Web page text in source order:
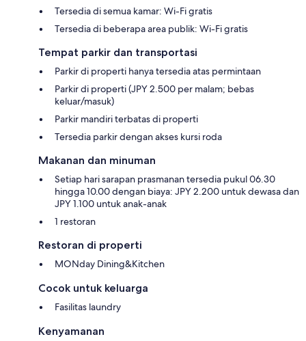
Tersedia di semua kamar: Wi-Fi gratis
Tersedia di beberapa area publik: Wi-Fi gratis
Tempat parkir dan transportasi
Parkir di properti hanya tersedia atas permintaan
Parkir di properti (JPY 2.500 per malam; bebas
keluar/masuk)
Parkir mandiri terbatas di properti
Tersedia parkir dengan akses kursi roda
Makanan dan minuman
Setiap hari sarapan prasmanan tersedia pukul 06.30
hingga 10.00 dengan biaya: JPY 2.200 untuk dewasa dan
JPY 1.100 untuk anak-anak
1 restoran
Restoran di properti
MONday Dining&Kitchen
Cocok untuk keluarga
Fasilitas laundry
Kenyamanan